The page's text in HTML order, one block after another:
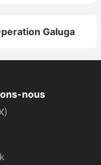
Galuga
nous